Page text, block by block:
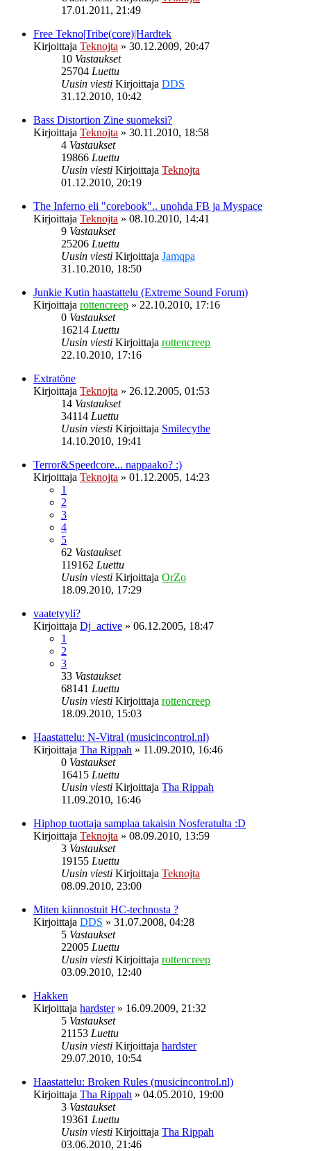
17.01.2011, 21:49
Free Tekno|Tribe(core)|Hardtek
Kirjoittaja Teknojta » 30.12.2009, 20:47
10 Vastaukset
25704 Luettu
Uusin viesti Kirjoittaja DDS
31.12.2010, 10:42
Bass Distortion Zine suomeksi?
Kirjoittaja Teknojta » 30.11.2010, 18:58
4 Vastaukset
19866 Luettu
Uusin viesti Kirjoittaja Teknojta
01.12.2010, 20:19
The Inferno eli "corebook".. unohda FB ja Myspace
Kirjoittaja Teknojta » 08.10.2010, 14:41
9 Vastaukset
25206 Luettu
Uusin viesti Kirjoittaja Jamqpa
31.10.2010, 18:50
Junkie Kutin haastattelu (Extreme Sound Forum)
Kirjoittaja rottencreep » 22.10.2010, 17:16
0 Vastaukset
16214 Luettu
Uusin viesti Kirjoittaja rottencreep
22.10.2010, 17:16
Extratöne
Kirjoittaja Teknojta » 26.12.2005, 01:53
14 Vastaukset
34114 Luettu
Uusin viesti Kirjoittaja Smilecythe
14.10.2010, 19:41
Terror&Speedcore... nappaako? :)
Kirjoittaja Teknojta » 01.12.2005, 14:23
1
2
3
4
5
62 Vastaukset
119162 Luettu
Uusin viesti Kirjoittaja OrZo
18.09.2010, 17:29
vaatetyyli?
Kirjoittaja Dj_active » 06.12.2005, 18:47
1
2
3
33 Vastaukset
68141 Luettu
Uusin viesti Kirjoittaja rottencreep
18.09.2010, 15:03
Haastattelu: N-Vitral (musicincontrol.nl)
Kirjoittaja Tha Rippah » 11.09.2010, 16:46
0 Vastaukset
16415 Luettu
Uusin viesti Kirjoittaja Tha Rippah
11.09.2010, 16:46
Hiphop tuottaja samplaa takaisin Nosferatulta :D
Kirjoittaja Teknojta » 08.09.2010, 13:59
3 Vastaukset
19155 Luettu
Uusin viesti Kirjoittaja Teknojta
08.09.2010, 23:00
Miten kiinnostuit HC-technosta ?
Kirjoittaja DDS » 31.07.2008, 04:28
5 Vastaukset
22005 Luettu
Uusin viesti Kirjoittaja rottencreep
03.09.2010, 12:40
Hakken
Kirjoittaja hardster» 16.09.2009, 21:32
5 Vastaukset
21153 Luettu
Uusin viesti Kirjoittaja hardster
29.07.2010, 10:54
Haastattelu: Broken Rules (musicincontrol.nl)
Kirjoittaja Tha Rippah » 04.05.2010, 19:00
3 Vastaukset
19361 Luettu
Uusin viesti Kirjoittaja Tha Rippah
03.06.2010, 21:46